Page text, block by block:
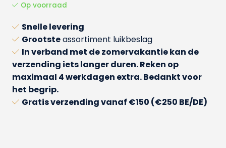
Op voorraad
Snelle levering
Grootsteassortiment luikbeslag
In verband met de zomervakantie kan de
verzending iets langer duren. Reken op
maximaal 4 werkdagen extra. Bedankt voor
het begrip.
Gratis verzendingvanaf €150 (€250 BE/DE)